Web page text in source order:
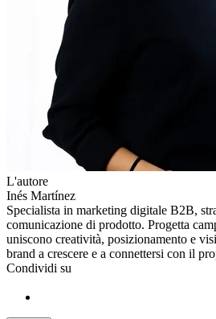
L'autore
Inés Martínez
Specialista in marketing digitale B2B,
comunicazione di prodotto. Progetta
uniscono creatività, posizionamento e
brand a crescere e a connettersi con il
Condividi su